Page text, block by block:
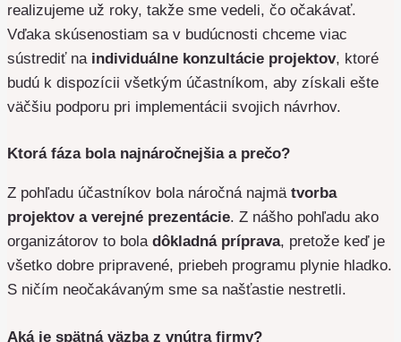
realizujeme už roky, takže sme vedeli, čo očakávať.
Vďaka skúsenostiam sa v budúcnosti chceme viac
sústrediť na individuálne konzultácie projektov, ktoré
budú k dispozícii všetkým účastníkom, aby získali ešte
väčšiu podporu pri implementácii svojich návrhov.
Ktorá fáza bola najnáročnejšia a prečo?
Z pohľadu účastníkov bola náročná najmä tvorba
projektov a verejné prezentácie. Z nášho pohľadu ako
organizátorov to bola dôkladná príprava, pretože keď je
všetko dobre pripravené, priebeh programu plynie hladko.
S ničím neočakávaným sme sa našťastie nestretli.
Aká je spätná väzba z vnútra firmy?